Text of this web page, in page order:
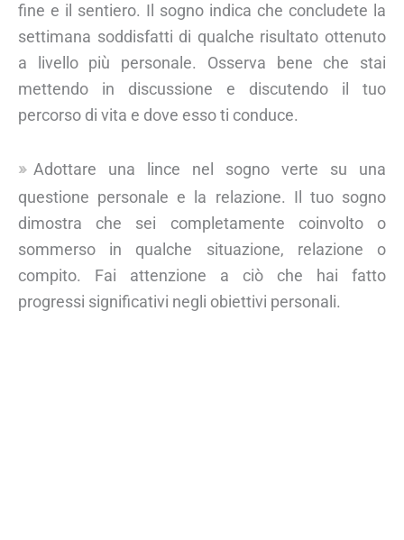
fine e il sentiero. Il sogno indica che concludete la
settimana soddisfatti di qualche risultato ottenuto
a livello più personale. Osserva bene che stai
mettendo in discussione e discutendo il tuo
percorso di vita e dove esso ti conduce.
Adottare una lince nel sogno verte su una
questione personale e la relazione. Il tuo sogno
dimostra che sei completamente coinvolto o
sommerso in qualche situazione, relazione o
compito. Fai attenzione a ciò che hai fatto
progressi significativi negli obiettivi personali.